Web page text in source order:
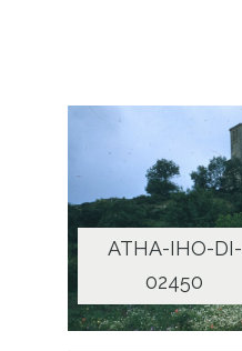
ATHA-IHO-DI-
02450